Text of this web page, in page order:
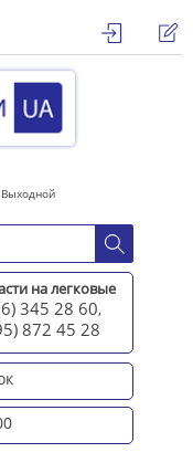
на легковые
345 28 60,
872 45 28